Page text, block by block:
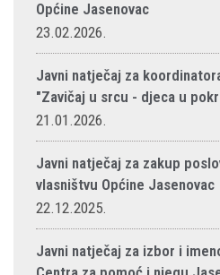
Općine Jasenovac
23.02.2026.
Javni natječaj za
"Zavičaj u srcu - djeca u
21.01.2026.
Javni natječaj za zakup
vlasništvu Općine Jasenovac
22.12.2025.
Javni natječaj za izbor i